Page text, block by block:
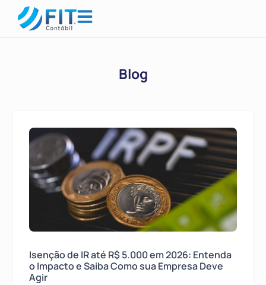
Blog
Isenção de IR até R$ 5.000 em 2026: Entenda
o Impacto e Saiba Como sua Empresa Deve
Agir